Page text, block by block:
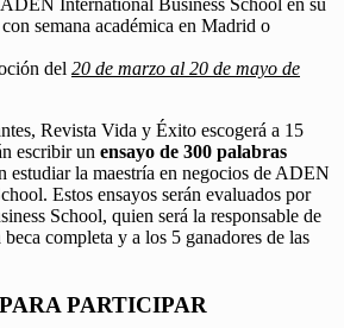
International Business School en su
semana académica en Madrid o
del 20 de marzo al 20 de mayo de
Revista Vida y Éxito escogerá a 15
escribir un ensayo de 300 palabras
estudiar la maestría en negocios de ADEN
Estos ensayos serán evaluados por
School, quien será la responsable de
completa y a los 5 ganadores de las
PARTICIPAR